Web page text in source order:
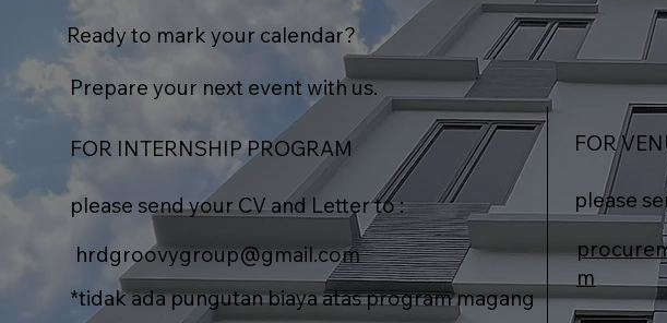
Genki Moko Moko
Ichimatsu : Hadirkan Varian
Terbaru dengan Teknologi
Jepang
ABB ELDS : Memperkuat
Sinergi Melalui Konferensi
Tahunan
Ready to mark your calendar?
Prepare your next event with us.
FOR INTERNSHIP PROGRAM
please send your CV and Letter to :
hrdgroovygroup@gmail.com
*tidak ada pungutan biaya atas program magang
FOR
please
m